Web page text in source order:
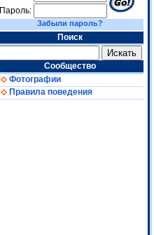
Пароль:
Забыли пароль?
Поиск
Сообщество
Фотографии
Правила поведения